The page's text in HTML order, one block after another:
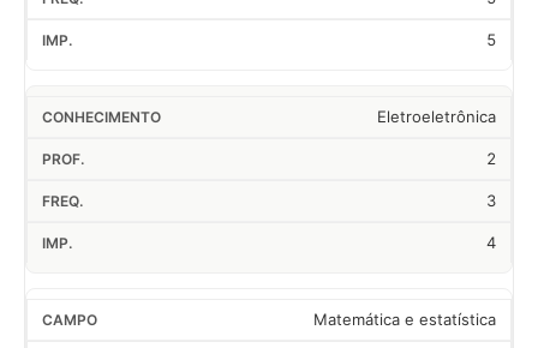
5
Eletroeletrônica
2
3
4
Matemática e estatística